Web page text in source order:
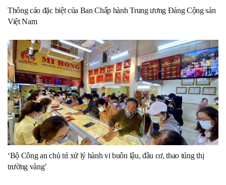
Thông cáo đặc biệt của Ban Chấp hành Trung ương Đảng Cộng sản
Việt Nam
‘Bộ Công an chủ trì xử lý hành vi buôn lậu, đầu cơ, thao túng thị
trường vàng’